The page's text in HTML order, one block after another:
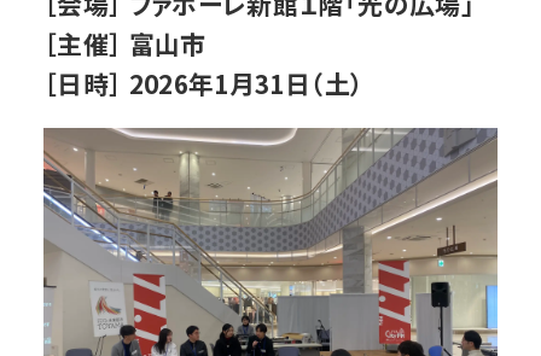
［主催］ 富山市
［日時］ 2026年1月31日（土）